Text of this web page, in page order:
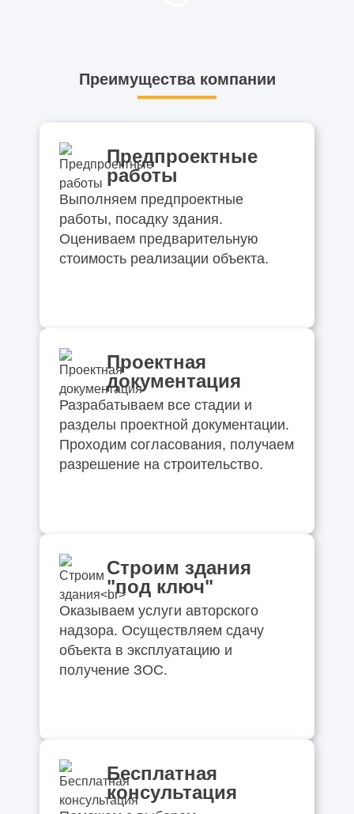
Преимущества компании
Предпроектные
работы
Выполняем предпроектные
работы, посадку здания.
Оцениваем предварительную
стоимость реализации объекта.
Проектная
документация
Разрабатываем все стадии и
разделы проектной документации.
Проходим согласования, получаем
разрешение на строительство.
Строим здания
"под ключ"
Оказываем услуги авторского
надзора. Осуществляем сдачу
объекта в эксплуатацию и
получение ЗОС.
Бесплатная
консультация